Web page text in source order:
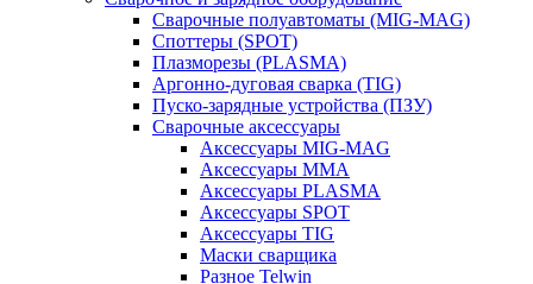
Сварочные полуавтоматы (MIG-MAG)
Споттеры (SPOT)
Плазморезы (PLASMA)
Аргонно-дуговая сварка (TIG)
Пуско-зарядные устройства (ПЗУ)
Сварочные аксессуары
Аксессуары MIG-MAG
Аксессуары MMA
Аксессуары PLASMA
Аксессуары SPOT
Аксессуары TIG
Маски сварщика
Разное Telwin